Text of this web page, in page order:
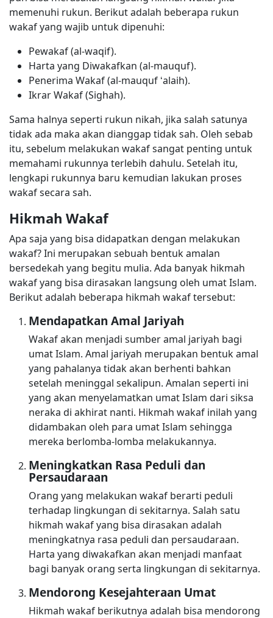
memenuhi rukun. Berikut adalah beberapa rukun
wakaf yang wajib untuk dipenuhi:
Pewakaf (al-waqif).
Harta yang Diwakafkan (al-mauquf).
Penerima Wakaf (al-mauquf ‘alaih).
Ikrar Wakaf (Sighah).
Sama halnya seperti rukun nikah, jika salah satunya
tidak ada maka akan dianggap tidak sah. Oleh sebab
itu, sebelum melakukan wakaf sangat penting untuk
memahami rukunnya terlebih dahulu. Setelah itu,
lengkapi rukunnya baru kemudian lakukan proses
wakaf secara sah.
Hikmah Wakaf
Apa saja yang bisa didapatkan dengan melakukan
wakaf? Ini merupakan sebuah bentuk amalan
bersedekah yang begitu mulia. Ada banyak hikmah
wakaf yang bisa dirasakan langsung oleh umat Islam.
Berikut adalah beberapa hikmah wakaf tersebut:
Mendapatkan Amal Jariyah
Wakaf akan menjadi sumber amal jariyah bagi
umat Islam. Amal jariyah merupakan bentuk amal
yang pahalanya tidak akan berhenti bahkan
setelah meninggal sekalipun. Amalan seperti ini
yang akan menyelamatkan umat Islam dari siksa
neraka di akhirat nanti. Hikmah wakaf inilah yang
didambakan oleh para umat Islam sehingga
mereka berlomba-lomba melakukannya.
Meningkatkan Rasa Peduli dan
Persaudaraan
Orang yang melakukan wakaf berarti peduli
terhadap lingkungan di sekitarnya. Salah satu
hikmah wakaf yang bisa dirasakan adalah
meningkatnya rasa peduli dan persaudaraan.
Harta yang diwakafkan akan menjadi manfaat
bagi banyak orang serta lingkungan di sekitarnya.
Mendorong Kesejahteraan Umat
Hikmah wakaf berikutnya adalah bisa mendorong